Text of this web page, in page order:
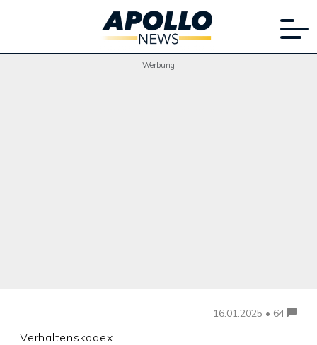
Werbung
16.01.2025 • 64
Verhaltenskodex